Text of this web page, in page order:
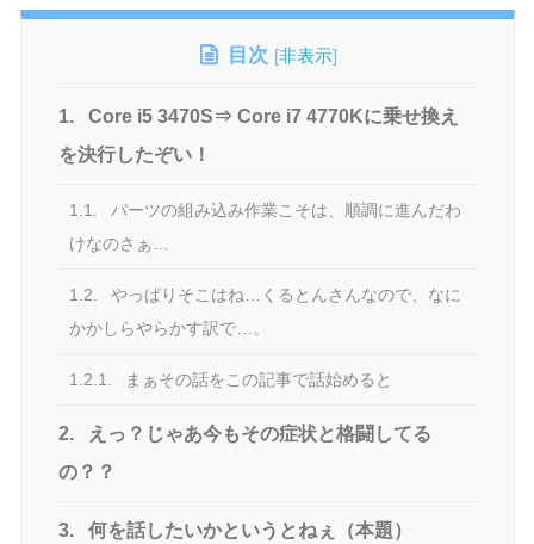
目次 [非表示]
1.
Core i5 3470S⇒ Core i7 4770Kに乗せ換え
を決行したぞい！
1.1.
パーツの組み込み作業こそは、順調に進んだわ
けなのさぁ…
1.2.
やっぱりそこはね…くるとんさんなので、なに
かかしらやらかす訳で…。
1.2.1. まぁその話をこの記事で話始めると
2.
えっ？じゃあ今もその症状と格闘してる
の？？
3. 何を話したいかというとねぇ（本題）